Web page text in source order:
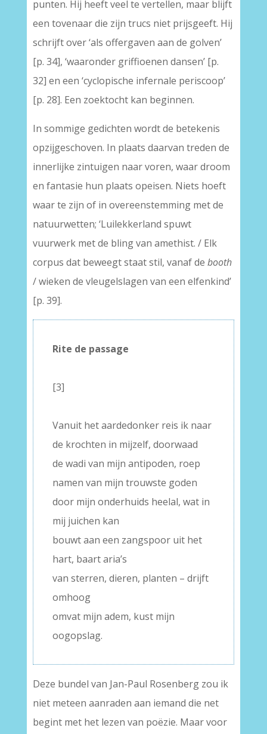
punten. Hij heeft veel te vertellen, maar blijft
een tovenaar die zijn trucs niet prijsgeeft. Hij
schrijft over ‘als offergaven aan de golven’
[p. 34], ‘waaronder griffioenen dansen’ [p.
32] en een ‘cyclopische infernale periscoop’
[p. 28]. Een zoektocht kan beginnen.
In sommige gedichten wordt de betekenis
opzijgeschoven. In plaats daarvan treden de
innerlijke zintuigen naar voren, waar droom
en fantasie hun plaats opeisen. Niets hoeft
waar te zijn of in overeenstemming met de
natuurwetten; ‘Luilekkerland spuwt
vuurwerk met de bling van amethist. / Elk
corpus dat beweegt staat stil, vanaf de booth
/ wieken de vleugelslagen van een elfenkind’
[p. 39].
Rite de passage
[3]
Vanuit het aardedonker reis ik naar
de krochten in mijzelf, doorwaad
de wadi van mijn antipoden, roep
namen van mijn trouwste goden
door mijn onderhuids heelal, wat in
mij juichen kan
bouwt aan een zangspoor uit het
hart, baart aria’s
van sterren, dieren, planten – drijft
omhoog
omvat mijn adem, kust mijn
oogopslag.
Deze bundel van Jan-Paul Rosenberg zou ik
niet meteen aanraden aan iemand die net
begint met het lezen van poëzie. Maar voor